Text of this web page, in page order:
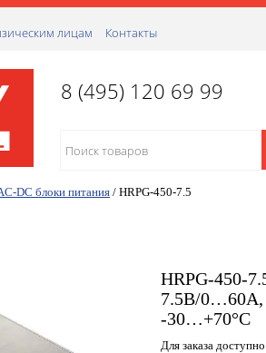
лицам Контакты
8 (495) 120 69 99
DC блоки питания/ HRPG-450-7.5
HRPG-450-
7.5В/0…60A,
-30…+70°С
Для заказа